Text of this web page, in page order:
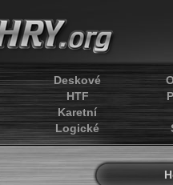
Deskové
HTF
Karetní
Logické